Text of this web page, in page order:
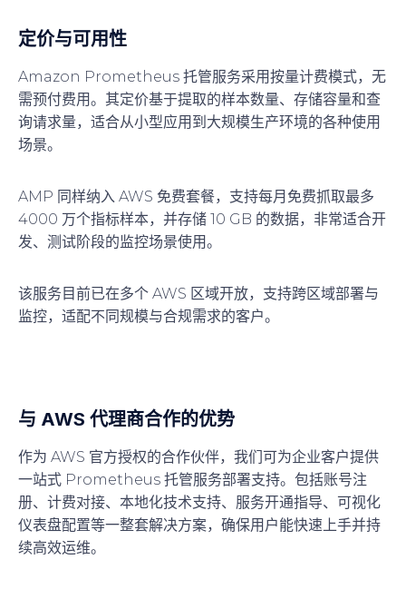
定价与可用性
Amazon Prometheus 托管服务采用按量计费模式，无
需预付费用。其定价基于提取的样本数量、存储容量和查
询请求量，适合从小型应用到大规模生产环境的各种使用
场景。
AMP 同样纳入 AWS 免费套餐，支持每月免费抓取最多
4000 万个指标样本，并存储 10 GB 的数据，非常适合开
发、测试阶段的监控场景使用。
该服务目前已在多个 AWS 区域开放，支持跨区域部署与
监控，适配不同规模与合规需求的客户。
与 AWS 代理商合作的优势
作为 AWS 官方授权的合作伙伴，我们可为企业客户提供
一站式 Prometheus 托管服务部署支持。包括账号注
册、计费对接、本地化技术支持、服务开通指导、可视化
仪表盘配置等一整套解决方案，确保用户能快速上手并持
续高效运维。